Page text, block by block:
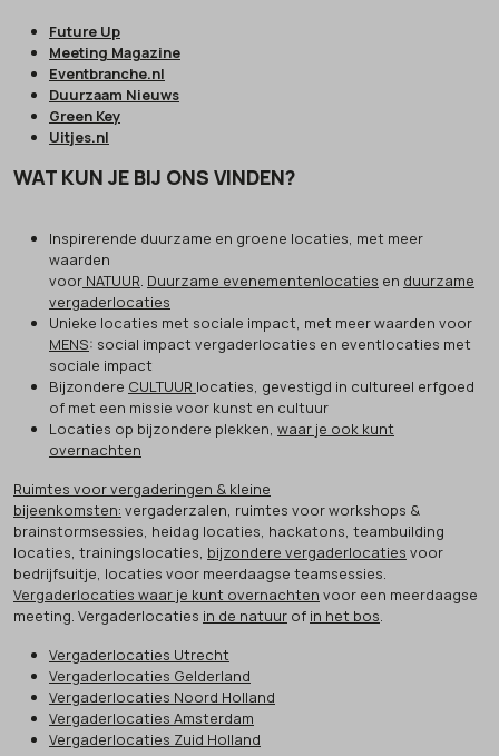
Future Up
Meeting Magazine
Eventbranche.nl
Duurzaam Nieuws
Green Key
Uitjes.nl
WAT KUN JE BIJ ONS VINDEN?
Inspirerende duurzame en groene locaties, met meer
waarden
voor NATUUR. Duurzame evenementenlocaties en duurzame
vergaderlocaties
Unieke locaties met sociale impact, met meer waarden voor
MENS: social impact vergaderlocaties en eventlocaties met
sociale impact
Bijzondere CULTUUR locaties, gevestigd in cultureel erfgoed
of met een missie voor kunst en cultuur
Locaties op bijzondere plekken, waar je ook kunt
overnachten
Ruimtes voor vergaderingen & kleine
bijeenkomsten: vergaderzalen, ruimtes voor workshops &
brainstormsessies, heidag locaties, hackatons, teambuilding
locaties, trainingslocaties, bijzondere vergaderlocaties voor
bedrijfsuitje, locaties voor meerdaagse teamsessies.
Vergaderlocaties waar je kunt overnachten voor een meerdaagse
meeting. Vergaderlocaties in de natuur of in het bos.
Vergaderlocaties Utrecht
Vergaderlocaties Gelderland
Vergaderlocaties Noord Holland
Vergaderlocaties Amsterdam
Vergaderlocaties Zuid Holland